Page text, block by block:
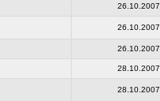
26.10.2007
26.10.2007
26.10.2007
28.10.2007
28.10.2007